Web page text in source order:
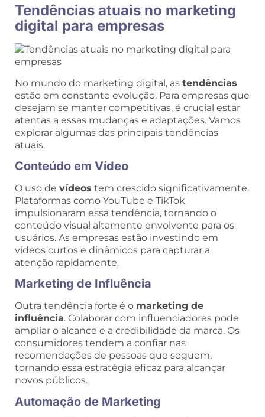
Tendências atuais no marketing
digital para empresas
No mundo do marketing digital, as tendências
estão em constante evolução. Para empresas que
desejam se manter competitivas, é crucial estar
atentas a essas mudanças e adaptações. Vamos
explorar algumas das principais tendências
atuais.
Conteúdo em Vídeo
O uso de vídeos tem crescido significativamente.
Plataformas como YouTube e TikTok
impulsionaram essa tendência, tornando o
conteúdo visual altamente envolvente para os
usuários. As empresas estão investindo em
vídeos curtos e dinâmicos para capturar a
atenção rapidamente.
Marketing de Influência
Outra tendência forte é o marketing de
influência. Colaborar com influenciadores pode
ampliar o alcance e a credibilidade da marca. Os
consumidores tendem a confiar nas
recomendações de pessoas que seguem,
tornando essa estratégia eficaz para alcançar
novos públicos.
Automação de Marketing